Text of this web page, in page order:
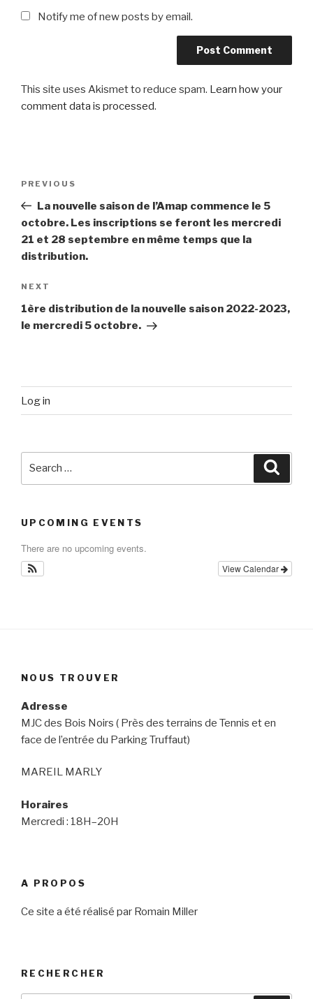
Notify me of new posts by email.
This site uses Akismet to reduce spam. Learn how your
comment data is processed.
Previous
Post
PREVIOUS
La nouvelle saison de l’Amap commence le 5
octobre. Les inscriptions se feront les mercredi
21 et 28 septembre en même temps que la
distribution.
Next
Post
NEXT
1ère distribution de la nouvelle saison 2022-2023,
le mercredi 5 octobre.
Log in
UPCOMING EVENTS
There are no upcoming events.
View Calendar
NOUS TROUVER
Adresse
MJC des Bois Noirs ( Près des terrains de Tennis et en
face de l’entrée du Parking Truffaut)
MAREIL MARLY
Horaires
Mercredi : 18H–20H
A PROPOS
Ce site a été réalisé par Romain Miller
RECHERCHER